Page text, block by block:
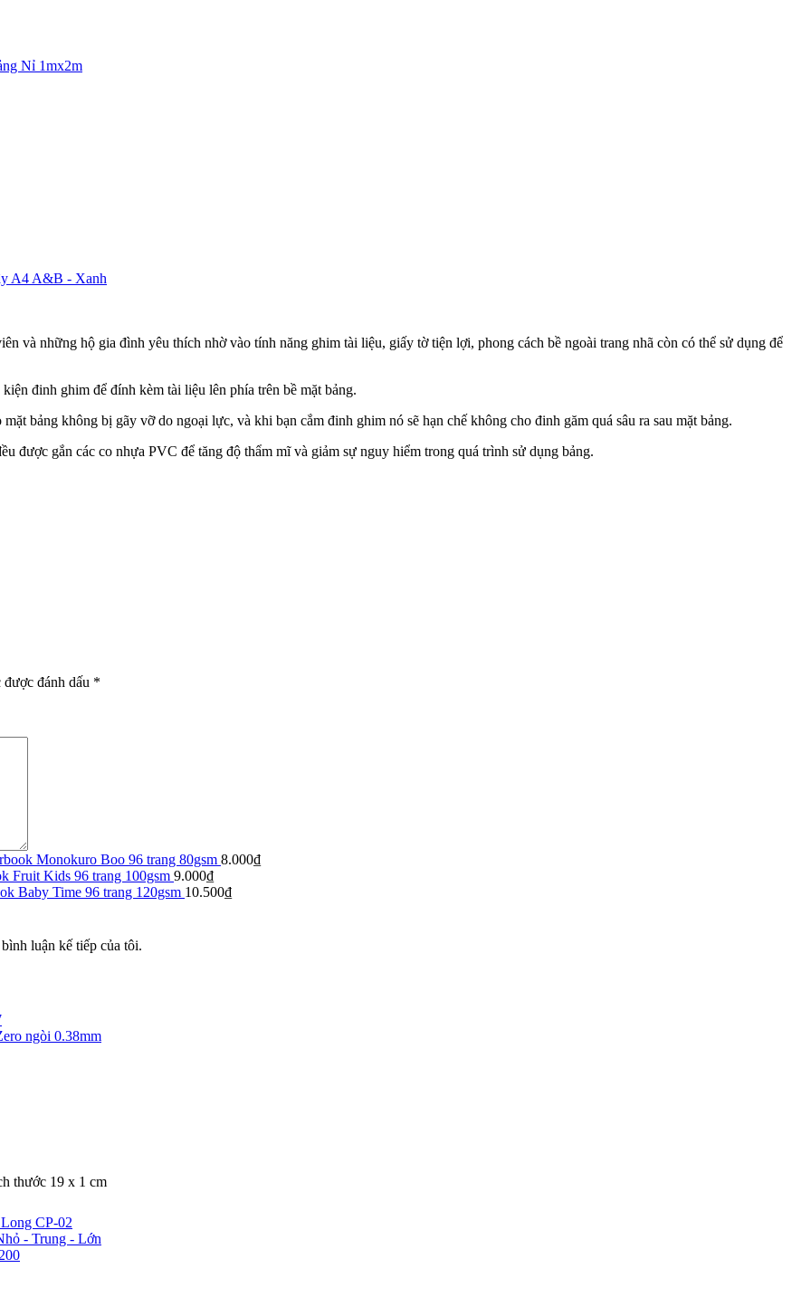
A4 A&B - Xanh
Monokuro Boo 96 trang 80gsm 8.000₫
Fruit Kids 96 trang 100gsm 9.000₫
Baby Time 96 trang 120gsm 10.500₫
ngòi 0.38mm
CP-02
- Trung - Lớn
Nỉ 1mx2m
và những hộ gia đình yêu thích nhờ vào tính năng ghim tài liệu, giấy tờ tiện lợi, phong cách bề ngoài trang nhã còn có thể sử dụng để
đinh ghim để đính kèm tài liệu lên phía trên bề mặt bảng.
bảng không bị gãy vỡ do ngoại lực, và khi bạn cắm đinh ghim nó sẽ hạn chế không cho đinh găm quá sâu ra sau mặt bảng.
được gắn các co nhựa PVC để tăng độ thẩm mĩ và giảm sự nguy hiểm trong quá trình sử dụng bảng.
đánh dấu *
luận kế tiếp của tôi.
thước 19 x 1 cm